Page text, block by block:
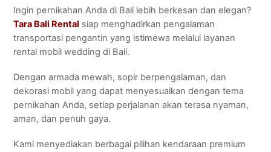
Ingin pernikahan Anda di Bali lebih berkesan dan elegan?
Tara Bali Rental siap menghadirkan pengalaman
transportasi pengantin yang istimewa melalui layanan
rental mobil wedding di Bali.
Dengan armada mewah, sopir berpengalaman, dan
dekorasi mobil yang dapat menyesuaikan dengan tema
pernikahan Anda, setiap perjalanan akan terasa nyaman,
aman, dan penuh gaya.
Kami menyediakan berbagai pilihan kendaraan premium